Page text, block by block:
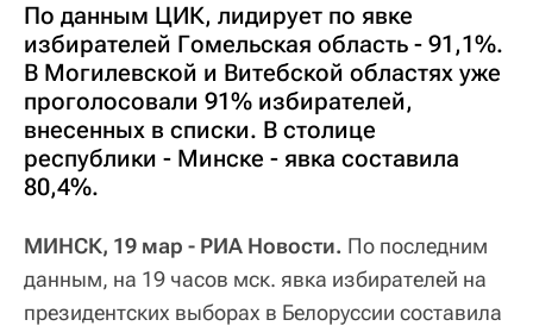
По данным ЦИК, лидирует по явке
избирателей Гомельская область - 91,1%.
В Могилевской и Витебской областях уже
проголосовали 91% избирателей,
внесенных в списки. В столице
республики - Минске - явка составила
80,4%.
МИНСК, 19 мар - РИА Новости. По последним
данным, на 19 часов мск. явка избирателей на
президентских выборах в Белоруссии составила